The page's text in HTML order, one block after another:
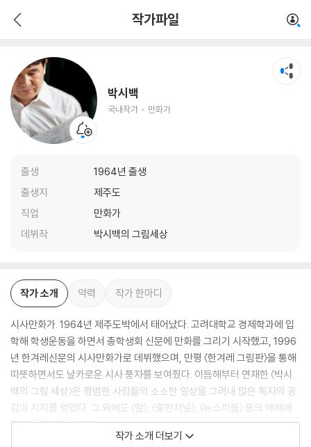
작가파일
박시백
국내작가 만화가
출생
1964년 출생
출생지
제주도
직업
만화가
데뷔작
박시백의 그림세상
작가 소개 약력 작가 한마디
시사만화가. 1964년 제주도박에서 태어났다. 고려대학교 경제학과에 입
학해 학생운동을 하면서 총학생회 신문에 만화를 그리기 시작했고, 1996
년 한겨레신문의 시사만화가로 데뷔했으며, 만평 〈한겨레 그림판〉을 통해
따뜻하면서도 날카로운 시사 풍자를 보여줬다. 이듬해부터 연재한 〈박시
백의 그림 세상〉은 평범한 사람들의 소소한 일상을 그려내 많은 독자의 공
감과 지지를 얻었다. 그 외에도 〈말〉, 〈출판저널〉, 〈뉴스피플〉 등의 매체에
만평을 연재한 바 있다.
작가 소개 더보기